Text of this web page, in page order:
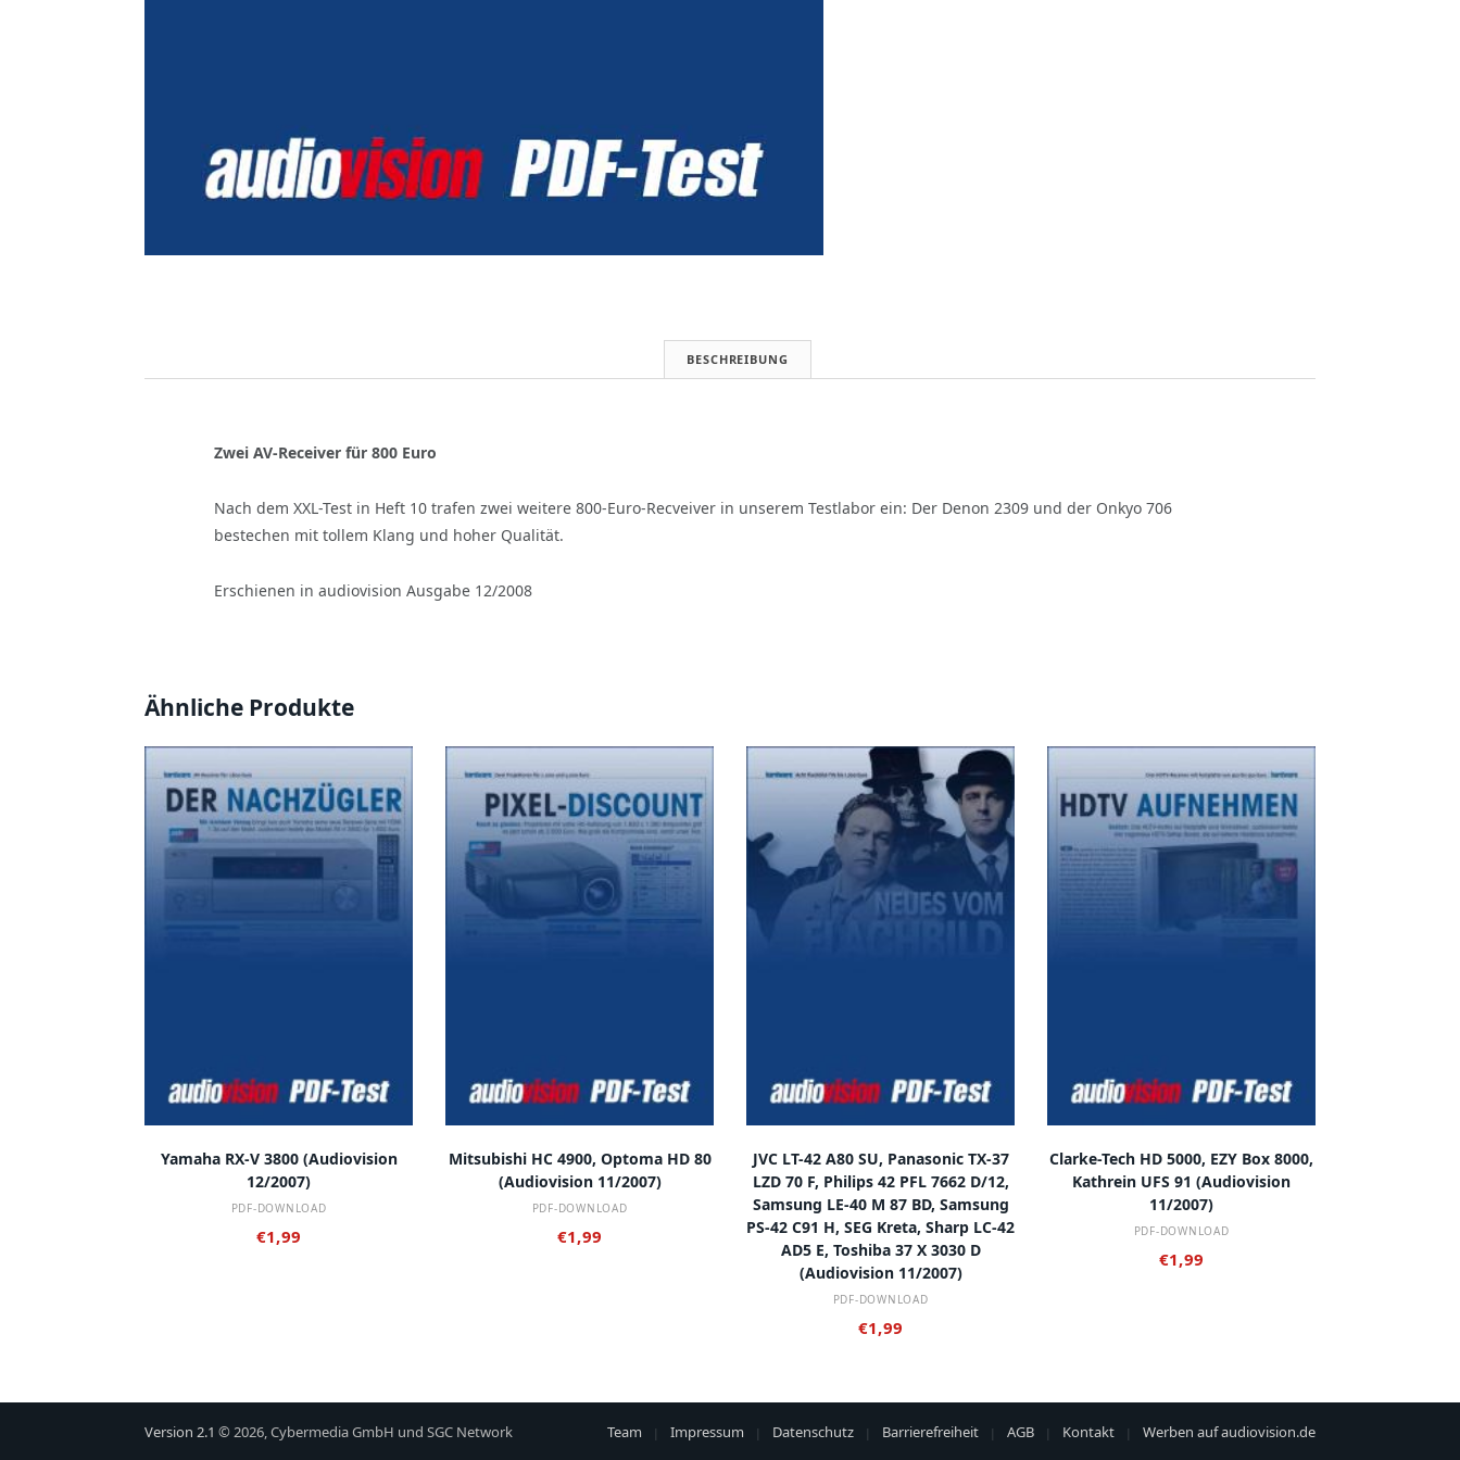
BESCHREIBUNG
Zwei AV-Receiver für 800 Euro
Nach dem XXL-Test in Heft 10 trafen zwei weitere 800-Euro-Recveiver in unserem Testlabor ein: Der Denon 2309 und der Onkyo 706
bestechen mit tollem Klang und hoher Qualität.
Erschienen in audiovision Ausgabe 12/2008
Ähnliche Produkte
Yamaha RX-V 3800 (audiovision
12/2007)
PDF-DOWNLOAD
€1,99
Mitsubishi HC 4900, Optoma HD 80
(audiovision 11/2007)
PDF-DOWNLOAD
€1,99
JVC LT-42 A80 SU, Panasonic TX-37
LZD 70 F, Philips 42 PFL 7662 D/12,
Samsung LE-40 M 87 BD, Samsung
PS-42 C91 H, SEG Kreta, Sharp LC-42
AD5 E, Toshiba 37 X 3030 D
(audiovision 11/2007)
PDF-DOWNLOAD
€1,99
Clarke-Tech HD 5000, EZY Box 8000,
Kathrein UFS 91 (audiovision
11/2007)
PDF-DOWNLOAD
€1,99
Version 2.1 © 2026, Cybermedia GmbH und SGC Network Team Impressum Datenschutz Barrierefreiheit AGB Kontakt Werben auf audiovision.de